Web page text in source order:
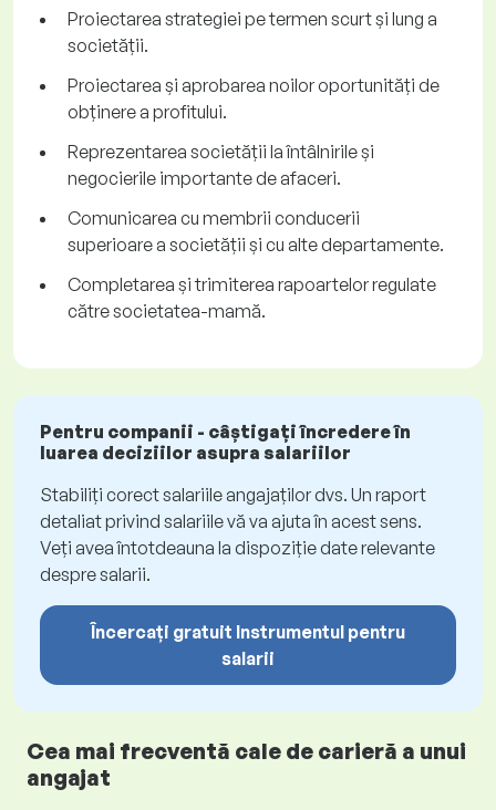
Proiectarea strategiei pe termen scurt și lung a
societății.
Proiectarea și aprobarea noilor oportunități de
obținere a profitului.
Reprezentarea societății la întâlnirile și
negocierile importante de afaceri.
Comunicarea cu membrii conducerii
superioare a societății și cu alte departamente.
Completarea și trimiterea rapoartelor regulate
către societatea-mamă.
Pentru companii - câștigați încredere în
luarea deciziilor asupra salariilor
Stabiliți corect salariile angajaților dvs. Un raport
detaliat privind salariile vă va ajuta în acest sens.
Veți avea întotdeauna la dispoziție date relevante
despre salarii.
Încercați gratuit Instrumentul pentru
salarii
Cea mai frecventă cale de carieră a unui
angajat